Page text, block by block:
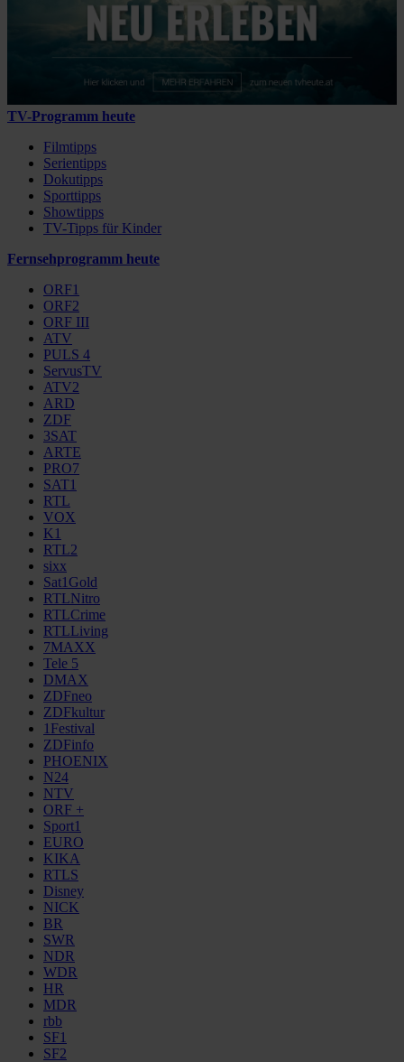
TV-Programm heute
Filmtipps
Serientipps
Dokutipps
Sporttipps
Showtipps
TV-Tipps für Kinder
Fernsehprogramm heute
ORF1
ORF2
ORF III
ATV
PULS 4
ServusTV
ATV2
ARD
ZDF
3SAT
ARTE
PRO7
SAT1
RTL
VOX
K1
RTL2
sixx
Sat1Gold
RTLNitro
RTLCrime
RTLLiving
7MAXX
Tele 5
DMAX
ZDFneo
ZDFkultur
1Festival
ZDFinfo
PHOENIX
N24
NTV
ORF +
Sport1
EURO
KIKA
RTLS
Disney
NICK
BR
SWR
NDR
WDR
HR
MDR
rbb
SF1
SF2